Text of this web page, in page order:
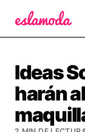
Ideas
harán